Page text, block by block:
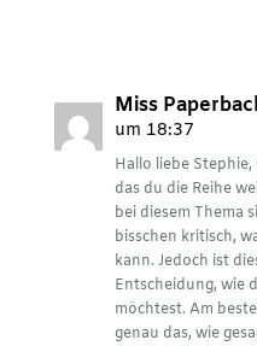
Miss
um 18:37
Hallo liebe
das du die Reihe
bei diesem Thema
bisschen kritisch,
kann. Jedoch ist
Entscheidung, wie
möchtest. Am
genau das, wie